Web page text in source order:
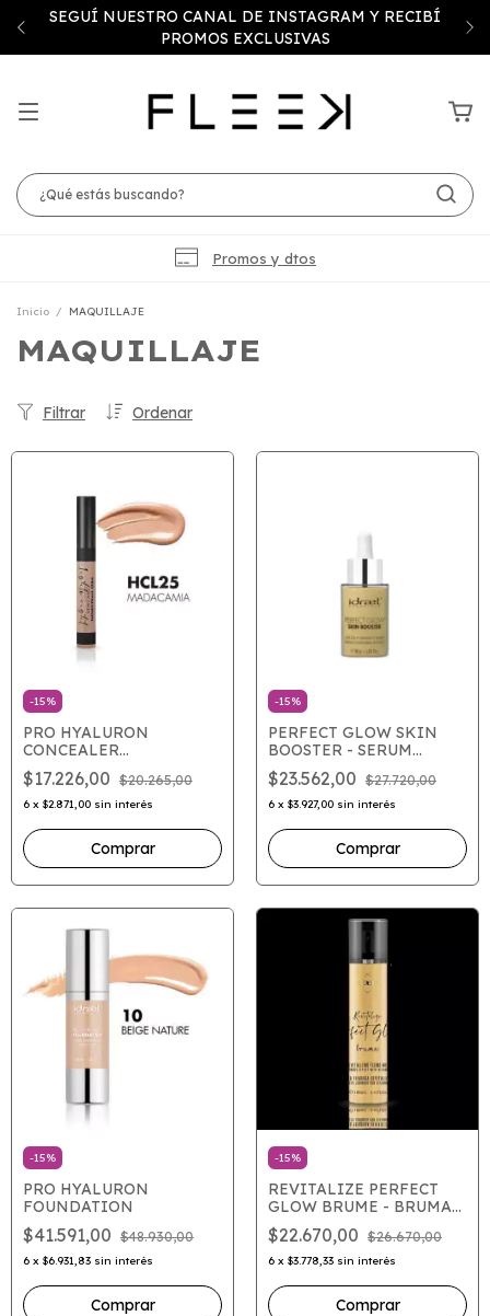
SEGUÍ NUESTRO CANAL DE INSTAGRAM Y RECIBÍ
PROMOS EXCLUSIVAS
Promos y dtos
Inicio / MAQUILLAJE
MAQUILLAJE
Ordenar
Filtrar
-15%
PRO HYALURON
CONCEALER
LIGTHWIGTH HD
$17.226,00 $20.265,00
6 x $2.871,00 sin interés
Comprar
-15%
PERFECT GLOW SKIN
BOOSTER - SERUM
ILUMINADOR
$23.562,00 $27.720,00
6 x $3.927,00 sin interés
-15%
PRO HYALURON
FOUNDATION
$41.591,00 $48.930,00
6 x $6.931,83 sin interés
Comprar
-15%
REVITALIZE PERFECT
GLOW BRUME - BRUMA
FIJADORA
REVITALIZANTE
$22.670,00 $26.670,00
6 x $3.778,33 sin interés